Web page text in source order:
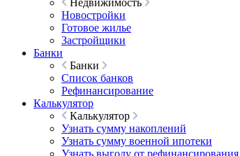
Недвижимость
Новостройки
Готовое жилье
Застройщики
Банки
Банки
Список банков
Рефинансирование
Калькулятор
Калькулятор
Узнать сумму накоплений
Узнать сумму военной ипотеки
Узнать выгоду от рефинансирования